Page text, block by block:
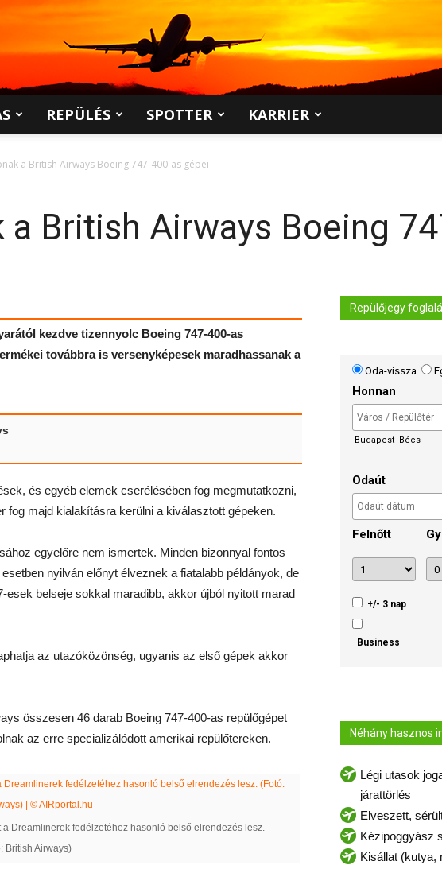
REPÜLÉS SPOTTER KARRIER
a British Airways Boeing 747-400-as gépei
a British Airways Boeing
kezdve tizennyolc Boeing 747-400-as
továbbra is versenyképesek maradhassanak a
és egyéb elemek cserélésében fog megmutatkozni,
fog majd kialakításra kerülni a kiválasztott gépeken.
egyelőre nem ismertek. Minden bizonnyal fontos
nyilván előnyt élveznek a fiatalabb példányok, de
belseje sokkal maradibb, akkor újból nyitott marad
az utazóközönség, ugyanis az első gépek akkor
összesen 46 darab Boeing 747-400-as repülőgépet
az erre specializálódott amerikai repülőtereken.
Dreamlinerek fedélzetéhez hasonló belső elrendezés lesz.
British Airways)
Repülőjegy
Oda-vissza
Honnan
Budapest Bécs
Odaút
Felnőtt
+/- 3 nap
Business
Néhány hasznos
Légi utasok
járattörlés
Elveszett,
Kézipoggyász
Kisállat (kutya,